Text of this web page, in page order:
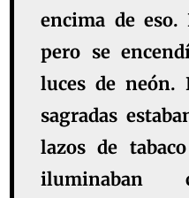
encima de eso.
pero se
luces de neón.
sagradas
lazos de
iluminaban